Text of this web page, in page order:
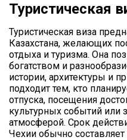
Туристическая
Туристическая виза
Казахстана, желающих
отдыха и туризма. Она
богатством и
истории, архитектуры и
подходит тем, кто
отпуска, посещения
культурных событий или
атмосферой. Срок
Чехии обычно